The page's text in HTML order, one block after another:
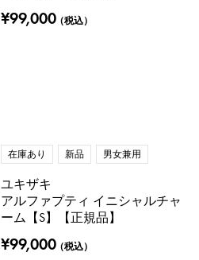
¥99,000（税込）
在庫あり 新品 男女兼用
ユキザキ
アルファプティ イニシャルチャ
ーム【S】【正規品】
¥99,000（税込）